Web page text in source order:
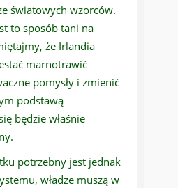
światowych wzorców.
to sposób tani na
że Irlandia
marnotrawić
pomysły i zmienić
podstawą
będzie właśnie
potrzebny jest jednak
władze muszą w